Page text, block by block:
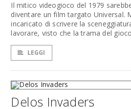
Il mitico videogioco del 1979
diventare un film targato Universal.
incaricato di scrivere la
lavorare, visto che la trama del
LEGGI
Delos Invaders